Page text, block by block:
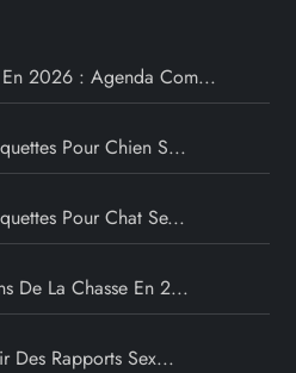
2026 : Agenda Com...
Pour Chien S...
Pour Chat Se...
De La Chasse En 2...
Des Rapports Sex...